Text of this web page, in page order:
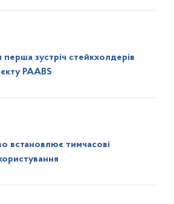
перша зустріч стейкхолдерів
PAABS
встановлює тимчасові